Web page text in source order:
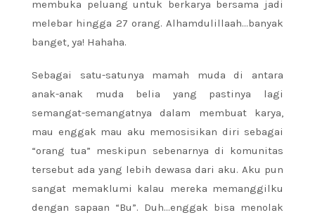
membuka peluang untuk berkarya bersama jadi
melebar hingga 27 orang. Alhamdulillaah…banyak
banget, ya! Hahaha.
Sebagai satu-satunya mamah muda di antara
anak-anak muda belia yang pastinya lagi
semangat-semangatnya dalam membuat karya,
mau enggak mau aku memosisikan diri sebagai
“orang tua” meskipun sebenarnya di komunitas
tersebut ada yang lebih dewasa dari aku. Aku pun
sangat memaklumi kalau mereka memanggilku
dengan sapaan “Bu”. Duh…enggak bisa menolak